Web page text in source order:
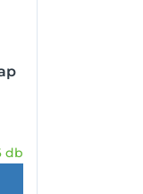
db